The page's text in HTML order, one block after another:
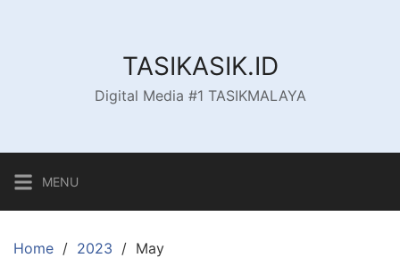
TASIKASIK.ID
Digital Media #1 TASIKMALAYA
MENU
Home 2023 May